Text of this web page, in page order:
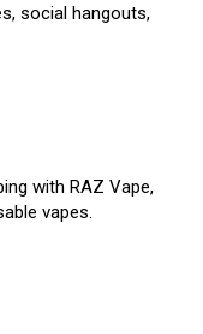
social hangouts,
with RAZ Vape,
vapes.